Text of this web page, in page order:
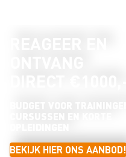
BEKIJK HIER ONS AANBOD!